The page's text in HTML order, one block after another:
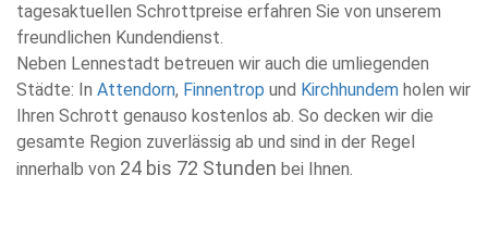
tagesaktuellen Schrottpreise erfahren Sie von unserem
freundlichen Kundendienst.
Neben Lennestadt betreuen wir auch die umliegenden
Städte: In Attendorn, Finnentrop und Kirchhundem holen wir
Ihren Schrott genauso kostenlos ab. So decken wir die
gesamte Region zuverlässig ab und sind in der Regel
innerhalb von 24 bis 72 Stunden bei Ihnen.